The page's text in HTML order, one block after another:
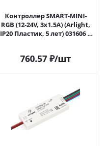
Контроллер SMART-MINI-
RGB (12-24V, 3x1.5A) (Arlight,
IP20 Пластик, 5 лет) 031606 в
760.57 ₽/шт